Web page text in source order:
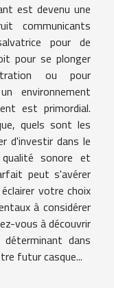
est devenu une
communicants
pour de
pour se plonger
ou pour
environnement
est primordial.
quels sont les
d'investir dans le
sonore et
peut s'avérer
votre choix
à considérer
vous à découvrir
dans
futur casque...